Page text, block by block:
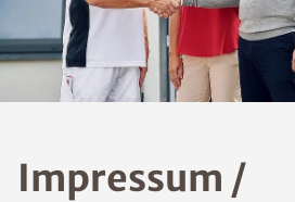
Impressum /